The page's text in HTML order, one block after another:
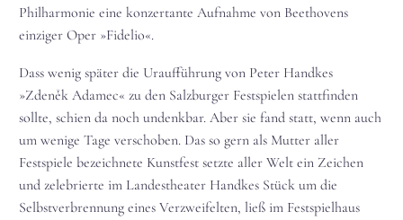
Philharmonie eine konzertante Aufnahme von Beethovens
einziger Oper »Fidelio«.
Dass wenig später die Uraufführung von Peter Handkes
»Zdeněk Adamec« zu den Salzburger Festspielen stattfinden
sollte, schien da noch undenkbar. Aber sie fand statt, wenn auch
um wenige Tage verschoben. Das so gern als Mutter aller
Festspiele bezeichnete Kunstfest setzte aller Welt ein Zeichen
und zelebrierte im Landestheater Handkes Stück um die
Selbstverbrennung eines Verzweifelten, ließ im Festspielhaus